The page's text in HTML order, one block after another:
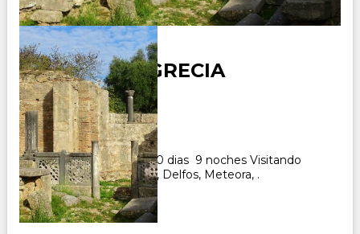
ALBANIA Y GRECIA
Duración:
10Días9Noches
Paquete Turistico de 10 dias 9 noches Visitando
Tirana, Atenas, Olimpia, Delfos, Meteora, .
CONSULTAR